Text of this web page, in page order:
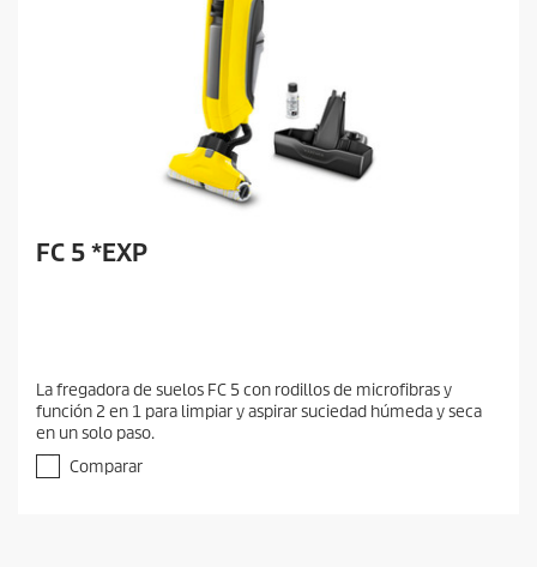
FC 5 *EXP
La fregadora de suelos FC 5 con rodillos de microfibras y
función 2 en 1 para limpiar y aspirar suciedad húmeda y seca
en un solo paso.
Comparar